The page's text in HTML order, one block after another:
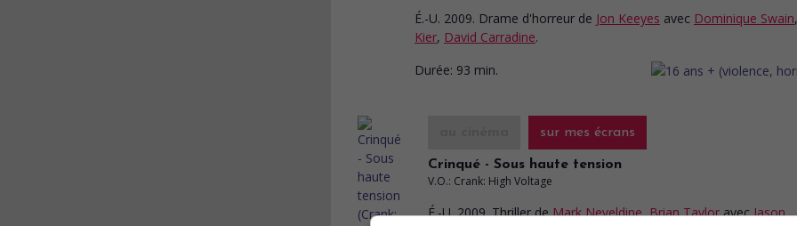
É.-U. 2009. Drame d'horreur de Jon Keeyes avec Dominique Swain,
Kier, David Carradine.
Durée: 93 min.
sur mes écrans
Crinqué - Sous haute tension
V.O.: Crank: High Voltage
É.-U. 2009. Thrillerde Mark Neveldine,Brian Taylor avec Jason